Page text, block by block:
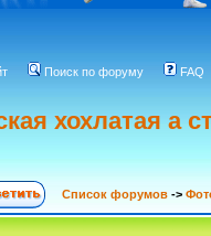
Поиск по форуму FAQ
хохлатая а
Список форумов ->